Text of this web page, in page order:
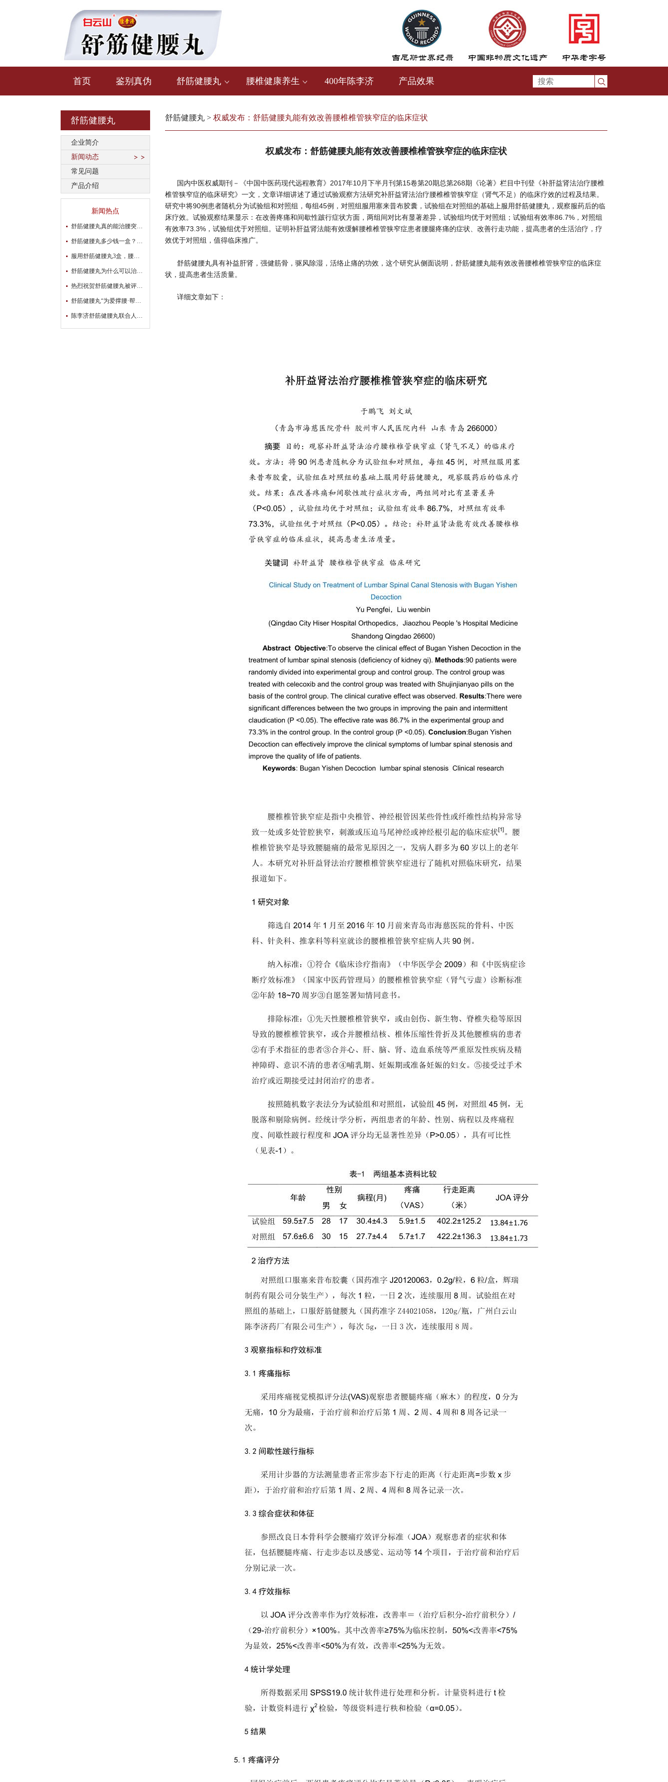
首页 鉴别真伪 舒筋健腰丸 腰椎健康养生 400年陈李济 产品效果
舒筋健腰丸
企业简介
新闻动态
常见问题
产品介绍
新闻热点
舒筋健腰丸真的能治腰突吗？真相原来是这样……
舒筋健腰丸多少钱一盒？你想知道的都在这
服用舒筋健腰丸3盒，腰腿不疼了，可以停药了吗？
舒筋健腰丸为什么可以治疗腰间盘突出？
热烈祝贺舒筋健腰丸被评为【2022-2023年度中国药店“颈腰椎类”店员推荐率最高品牌】！
舒筋健腰丸“为爱撑腰·帮扶腰突患者公益活动”覆盖5万多名患者！
陈李济舒筋健腰丸联合人民日报健康客户端发起中西医结合骨科发展与创新研讨会暨“为爱撑腰·帮扶腰椎间盘突出患者公益活动” ​
舒筋健腰丸 > 权威发布：舒筋健腰丸能有效改善腰椎椎管狭窄症的临床症状
权威发布：舒筋健腰丸能有效改善腰椎椎管狭窄症的临床症状
国内中医权威期刊－《中国中医药现代远程教育》2017年10月下半月刊第15卷第20期总第268期《论著》栏目中刊登《补肝益肾法治疗腰椎
椎管狭窄症的临床研究》一文，文章详细讲述了通过试验观察方法研究补肝益肾法治疗腰椎椎管狭窄症（肾气不足）的临床疗效的过程及结果。
研究中将90例患者随机分为试验组和对照组，每组45例，对照组服用塞来昔布胶囊，试验组在对照组的基础上服用舒筋健腰丸，观察服药后的临
床疗效。试验观察结果显示：在改善疼痛和间歇性跛行症状方面，两组间对比有显著差异，试验组均优于对照组；试验组有效率86.7%，对照组
有效率73.3%，试验组优于对照组。证明补肝益肾法能有效缓解腰椎椎管狭窄症患者腰腿疼痛的症状、改善行走功能，提高患者的生活治疗，疗
效优于对照组，值得临床推广。
舒筋健腰丸具有补益肝肾，强健筋骨，驱风除湿，活络止痛的功效，这个研究从侧面说明，舒筋健腰丸能有效改善腰椎椎管狭窄症的临床症
状，提高患者生活质量。
详细文章如下：